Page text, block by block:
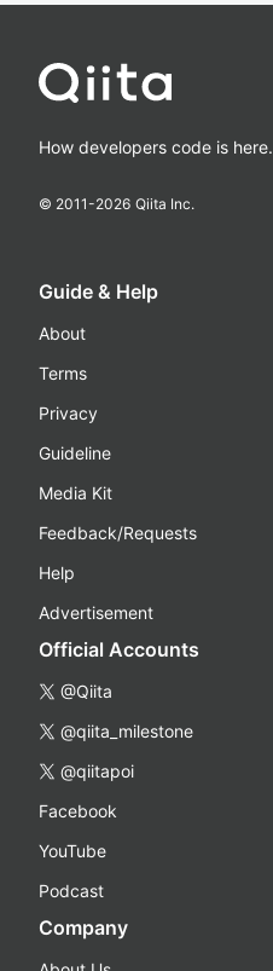
How developers code is here.
© 2011-2026 Qiita Inc.
Guide & Help
About
Terms
Privacy
Guideline
Media Kit
Feedback/Requests
Help
Advertisement
Official Accounts
@Qiita
@qiita_milestone
@qiitapoi
Facebook
YouTube
Podcast
Company